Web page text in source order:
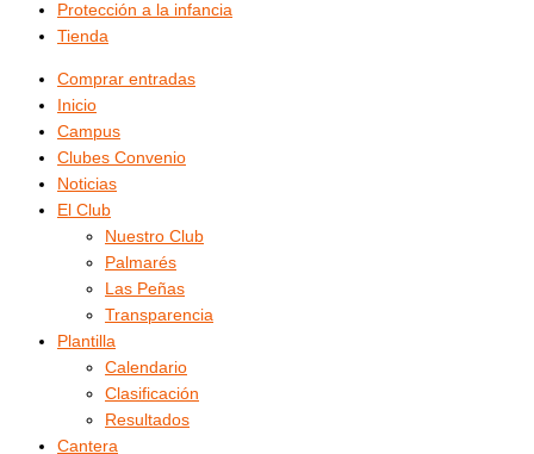
Protección a la infancia
Tienda
Comprar entradas
Inicio
Campus
Clubes Convenio
Noticias
El Club
Nuestro Club
Palmarés
Las Peñas
Transparencia
Plantilla
Calendario
Clasificación
Resultados
Cantera